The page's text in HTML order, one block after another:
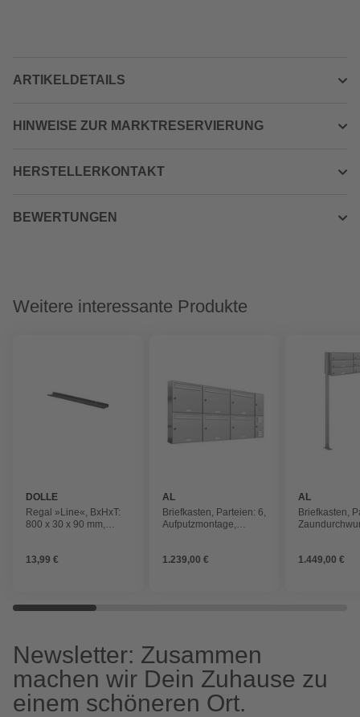
ARTIKELDETAILS
HINWEISE ZUR MARKTRESERVIERUNG
HERSTELLERKONTAKT
BEWERTUNGEN
Weitere interessante Produkte
DOLLE
Regal »Line«, BxHxT:
800 x 30 x 90 mm,
13,99 €
AL
BRIEFKASTENSYSTEME
Briefkasten, Parteien: 6,
Aufputzmontage,
1.239,00 €
AL
Briefkasten,
1.449,00 €
Newsletter: Zusammen
machen wir Dein Zuhause zu
einem schöneren Ort.